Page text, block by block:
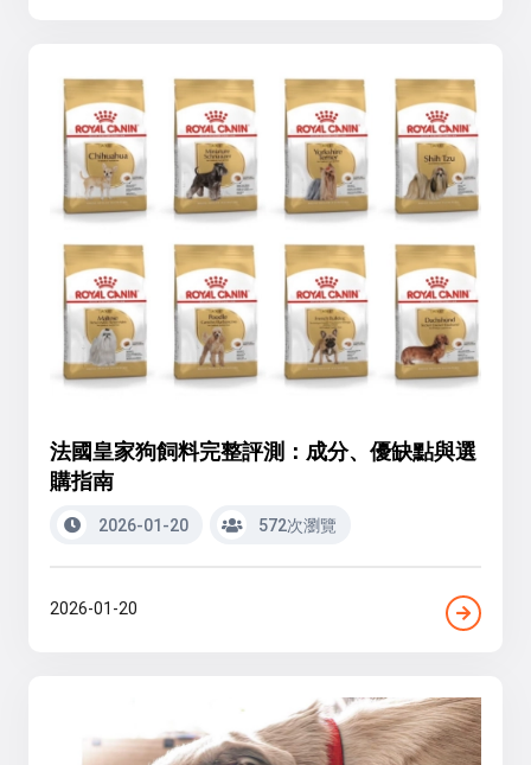
法國皇家狗飼料完整評測：成分、優缺點與選
購指南
2026-01-20 572次瀏覽
2026-01-20